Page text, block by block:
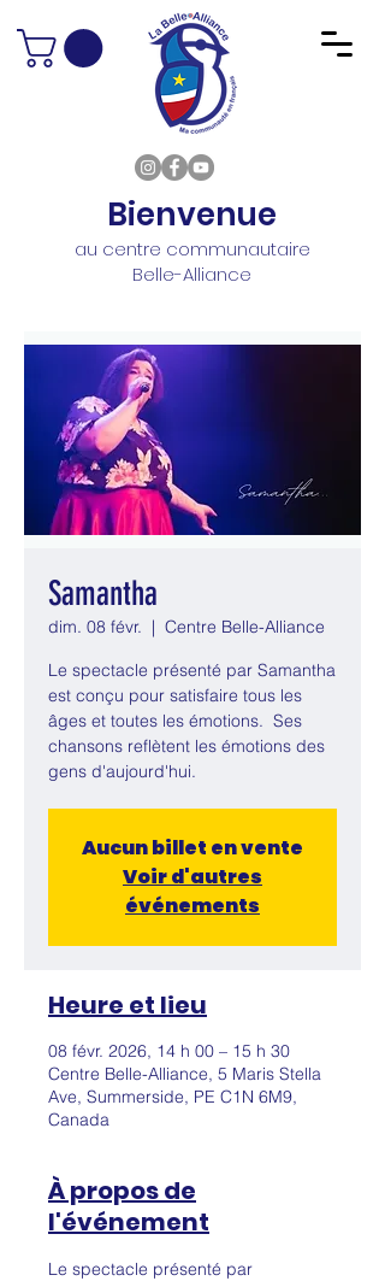
Bienvenue
au centre communautaire
Belle-Alliance
Samantha
dim. 08 févr.
  |
Centre Belle-Alliance
Le spectacle présenté par Samantha
est conçu pour satisfaire tous les
âges et toutes les émotions. Ses
chansons reflètent les émotions des
gens d'aujourd'hui.
Aucun billet en vente
Voir d'autres
événements
Heure et lieu
08 févr. 2026, 14 h 00 – 15 h 30
Centre Belle-Alliance, 5 Maris Stella
Ave, Summerside, PE C1N 6M9,
Canada
À propos de
l'événement
Le spectacle présenté par